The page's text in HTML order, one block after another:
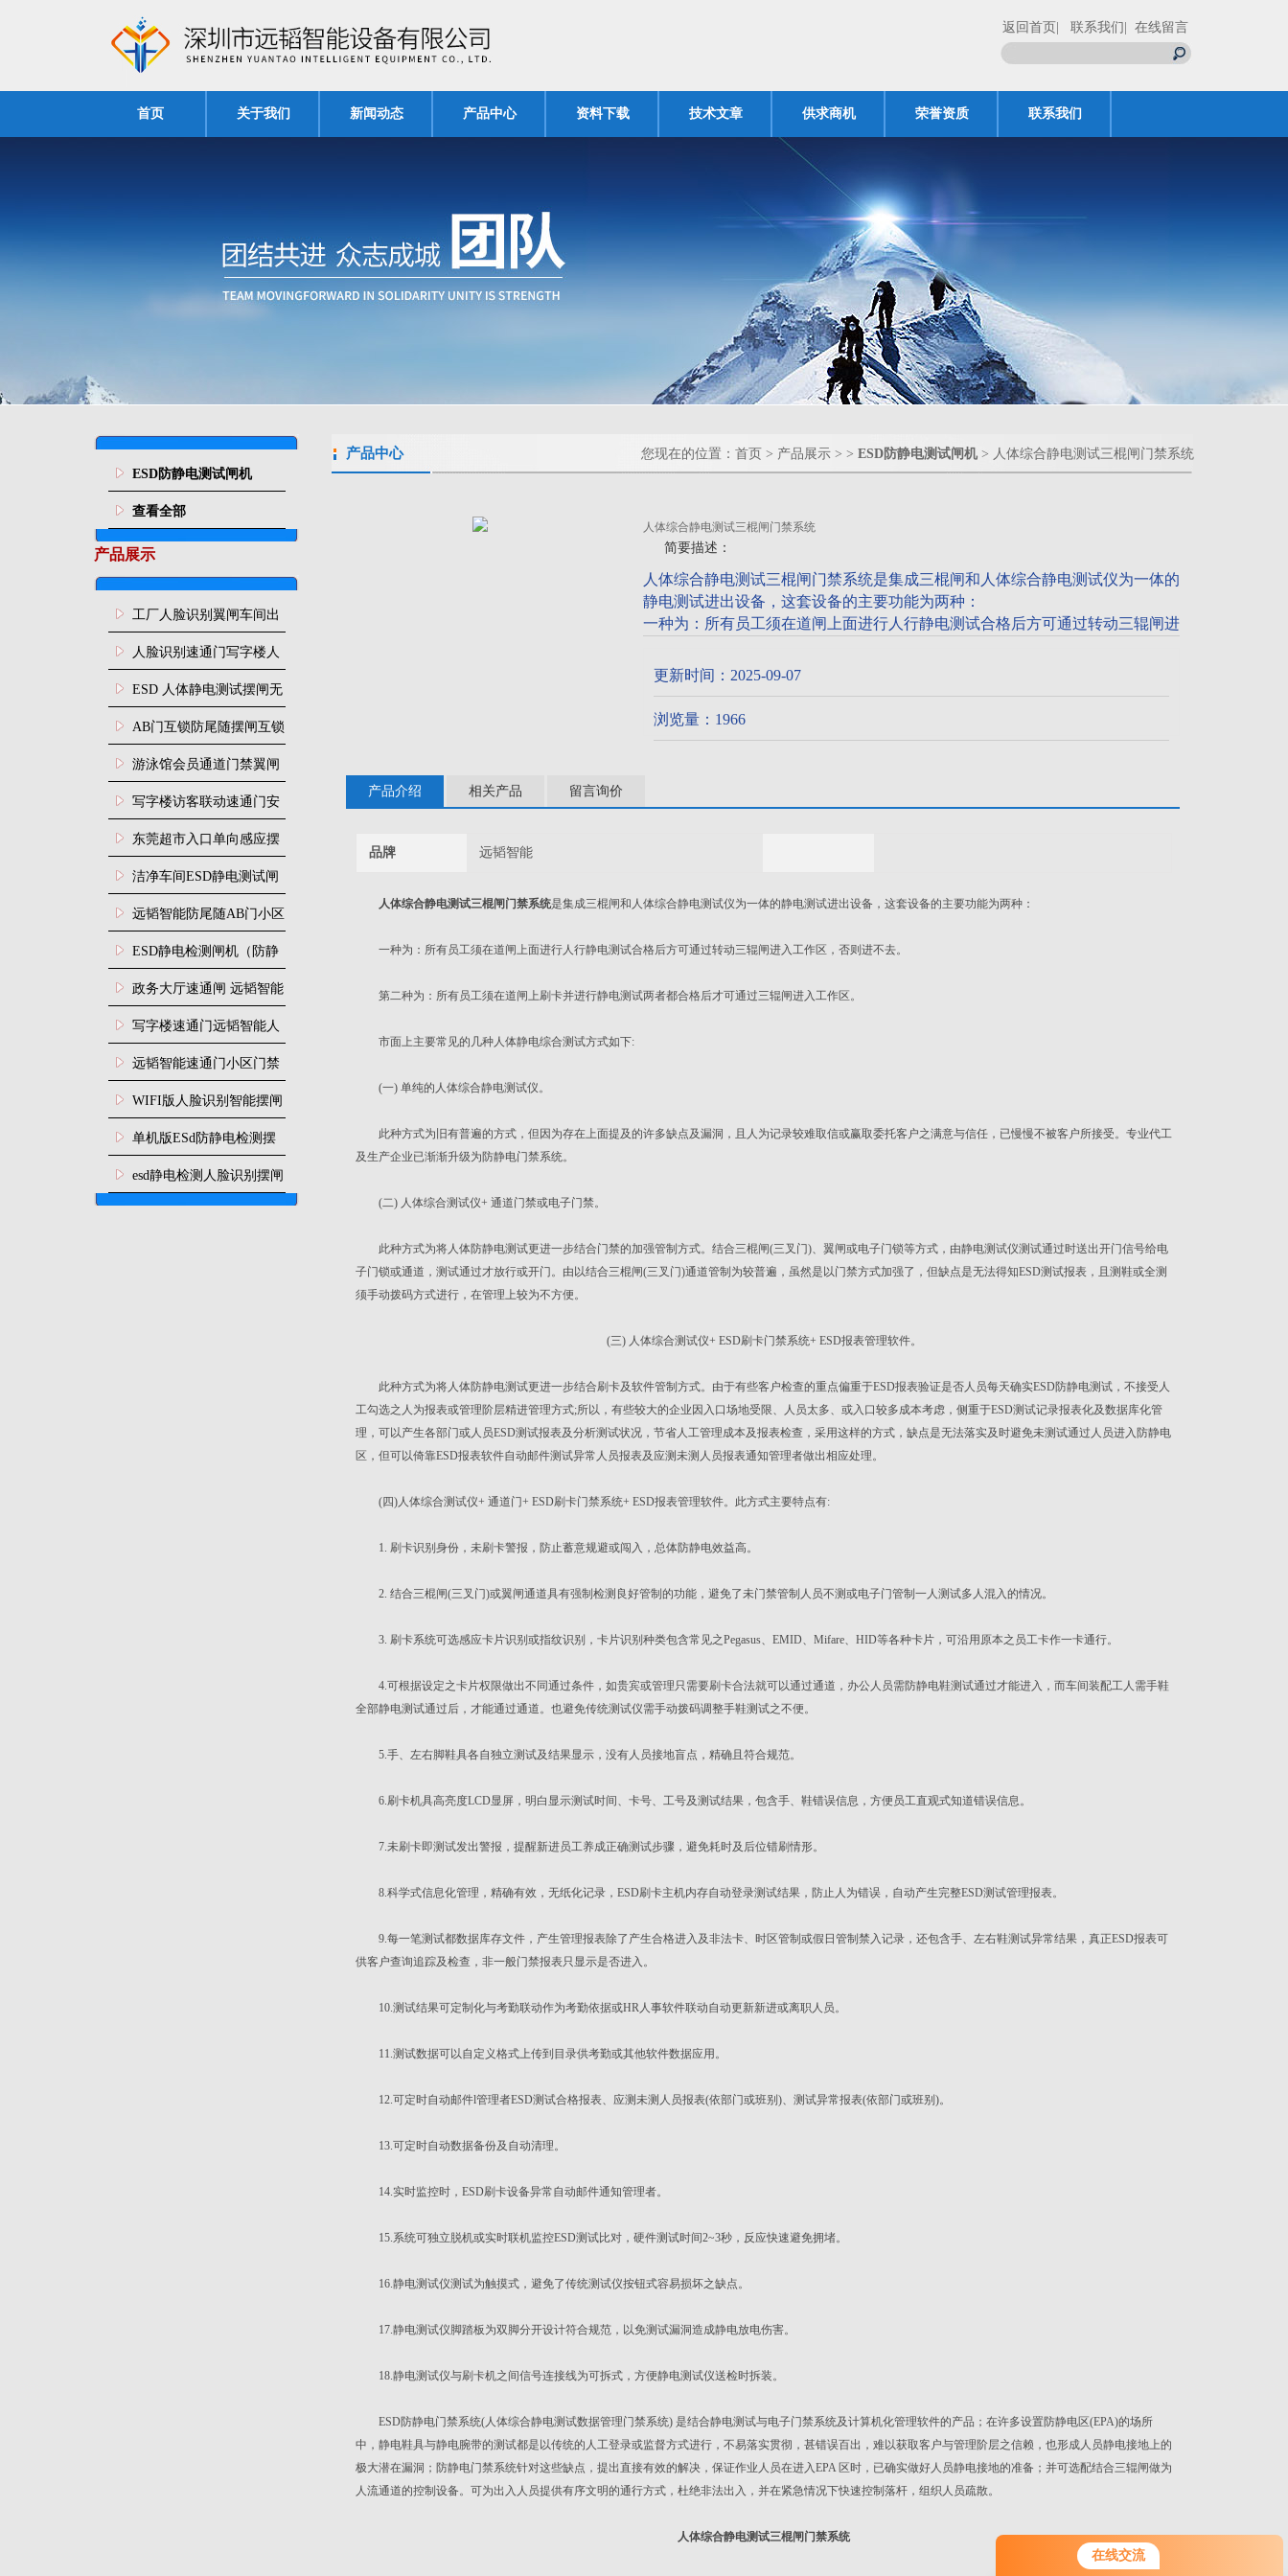
在线交流
您好！欢迎前来咨询，很高兴为您
服务，请问您要咨询什么问题呢？
返回首页 | 联系我们 | 在线留言
首页 关于我们 新闻动态 产品中心 资料下载 技术文章 供求商机 荣誉资质 联系我们
ESD防静电测试闸机
查看全部
产品展示
工厂人脸识别翼闸车间出
入口人行通道门禁
人脸识别速通门写字楼人
行通道闸门禁设备
ESD 人体静电测试摆闸无
尘车间防静电闸机
AB门互锁防尾随摆闸互锁
闸机
游泳馆会员通道门禁翼闸
写字楼访客联动速通门安
装
东莞超市入口单向感应摆
闸安装
洁净车间ESD静电测试闸
机
远韬智能防尾随AB门小区
门禁闸机安装
​ESD静电检测闸机（防静
电门禁通道系统）
政务大厅速通闸 远韬智能
防尾随静音速通门
写字楼速通门远韬智能人
脸识别快速通道闸
远韬智能速通门小区门禁
闸机食堂消费摆闸
WIFI版人脸识别智能摆闸
机
单机版ESd防静电检测摆
闸机
esd静电检测人脸识别摆闸
安装
产品中心 您现在的位置： 首页 > 产品展示 > > ESD防静电测试闸机 > 人体综合静电测试三棍闸门禁系统
人体综合静电测试三棍闸门禁系统
简要描述：
人体综合静电测试三棍闸门禁系统是集成三棍闸和人体综合静电测试仪为一体的
静电测试进出设备，这套设备的主要功能为两种：
一种为：所有员工须在道闸上面进行人行静电测试合格后方可通过转动三辊闸进
第二种为：所有员工须在道闸上刷卡并进行静电测试两者都合格后才可通过三辊
更新时间：2025-09-07
浏览量：1966
产品介绍 相关产品 留言询价
品牌 远韬智能
人体综合静电测试三棍闸门禁系统是集成三棍闸和人体综合静电测试仪为一体的静电测试进出设备，这套设备的主要功能为两种：
一种为：所有员工须在道闸上面进行人行静电测试合格后方可通过转动三辊闸进入工作区，否则进不去。
第二种为：所有员工须在道闸上刷卡并进行静电测试两者都合格后才可通过三辊闸进入工作区。
市面上主要常见的几种人体静电综合测试方式如下:
(一) 单纯的人体综合静电测试仪。
此种方式为旧有普遍的方式，但因为存在上面提及的许多缺点及漏洞，且人为记录较难取信或赢取委托客户之满意与信任，已慢慢不被客户所接受。专业代工
及生产企业已渐渐升级为防静电门禁系统。
(二) 人体综合测试仪+ 通道门禁或电子门禁。
此种方式为将人体防静电测试更进一步结合门禁的加强管制方式。结合三棍闸(三叉门)、翼闸或电子门锁等方式，由静电测试仪测试通过时送出开门信号给电
子门锁或通道，测试通过才放行或开门。由以结合三棍闸(三叉门)通道管制为较普遍，虽然是以门禁方式加强了，但缺点是无法得知ESD测试报表，且测鞋或全测
须手动拨码方式进行，在管理上较为不方便。
(三) 人体综合测试仪+ ESD刷卡门禁系统+ ESD报表管理软件。
此种方式为将人体防静电测试更进一步结合刷卡及软件管制方式。由于有些客户检查的重点偏重于ESD报表验证是否人员每天确实ESD防静电测试，不接受人
工勾选之人为报表或管理阶层精进管理方式;所以，有些较大的企业因入口场地受限、人员太多、或入口较多成本考虑，侧重于ESD测试记录报表化及数据库化管
理，可以产生各部门或人员ESD测试报表及分析测试状况，节省人工管理成本及报表检查，采用这样的方式，缺点是无法落实及时避免未测试通过人员进入防静电
区，但可以倚靠ESD报表软件自动邮件测试异常人员报表及应测未测人员报表通知管理者做出相应处理。
(四)人体综合测试仪+ 通道门+ ESD刷卡门禁系统+ ESD报表管理软件。此方式主要特点有:
1. 刷卡识别身份，未刷卡警报，防止蓄意规避或闯入，总体防静电效益高。
2. 结合三棍闸(三叉门)或翼闸通道具有强制检测良好管制的功能，避免了未门禁管制人员不测或电子门管制一人测试多人混入的情况。
3. 刷卡系统可选感应卡片识别或指纹识别，卡片识别种类包含常见之Pegasus、EMID、Mifare、HID等各种卡片，可沿用原本之员工卡作一卡通行。
4.可根据设定之卡片权限做出不同通过条件，如贵宾或管理只需要刷卡合法就可以通过通道，办公人员需防静电鞋测试通过才能进入，而车间装配工人需手鞋
全部静电测试通过后，才能通过通道。也避免传统测试仪需手动拨码调整手鞋测试之不便。
5.手、左右脚鞋具各自独立测试及结果显示，没有人员接地盲点，精确且符合规范。
6.刷卡机具高亮度LCD显屏，明白显示测试时间、卡号、工号及测试结果，包含手、鞋错误信息，方便员工直观式知道错误信息。
7.未刷卡即测试发出警报，提醒新进员工养成正确测试步骤，避免耗时及后位错刷情形。
8.科学式信息化管理，精确有效，无纸化记录，ESD刷卡主机内存自动登录测试结果，防止人为错误，自动产生完整ESD测试管理报表。
9.每一笔测试都数据库存文件，产生管理报表除了产生合格进入及非法卡、时区管制或假日管制禁入记录，还包含手、左右鞋测试异常结果，真正ESD报表可
供客户查询追踪及检查，非一般门禁报表只显示是否进入。
10.测试结果可定制化与考勤联动作为考勤依据或HR人事软件联动自动更新新进或离职人员。
11.测试数据可以自定义格式上传到目录供考勤或其他软件数据应用。
12.可定时自动邮件l管理者ESD测试合格报表、应测未测人员报表(依部门或班别)、测试异常报表(依部门或班别)。
13.可定时自动数据备份及自动清理。
14.实时监控时，ESD刷卡设备异常自动邮件通知管理者。
15.系统可独立脱机或实时联机监控ESD测试比对，硬件测试时间2~3秒，反应快速避免拥堵。
16.静电测试仪测试为触摸式，避免了传统测试仪按钮式容易损坏之缺点。
17.静电测试仪脚踏板为双脚分开设计符合规范，以免测试漏洞造成静电放电伤害。
18.静电测试仪与刷卡机之间信号连接线为可拆式，方便静电测试仪送检时拆装。
ESD防静电门禁系统(人体综合静电测试数据管理门禁系统) 是结合静电测试与电子门禁系统及计算机化管理软件的产品；在许多设置防静电区(EPA)的场所
中，静电鞋具与静电腕带的测试都是以传统的人工登录或监督方式进行，不易落实贯彻，甚错误百出，难以获取客户与管理阶层之信赖，也形成人员静电接地上的
极大潜在漏洞；防静电门禁系统针对这些缺点，提出直接有效的解决，保证作业人员在进入EPA 区时，已确实做好人员静电接地的准备；并可选配结合三辊闸做为
人流通道的控制设备。可为出入人员提供有序文明的通行方式，杜绝非法出入，并在紧急情况下快速控制落杆，组织人员疏散。
人体综合静电测试三棍闸门禁系统